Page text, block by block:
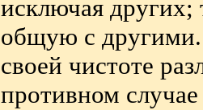
исключая других;
общую с другими.
своей чистоте
противном